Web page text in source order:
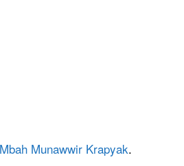
Mbah Munawwir Krapyak.